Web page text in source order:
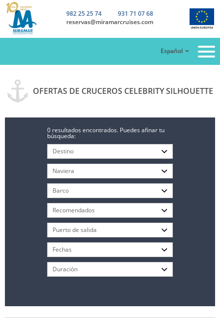
982 25 25 74
931 71 07 68
reservas@miramarcruises.com
Español
OFERTAS DE CRUCEROS CELEBRITY SILHOUETTE
0 resultados encontrados. Puedes afinar tu
búsqueda: